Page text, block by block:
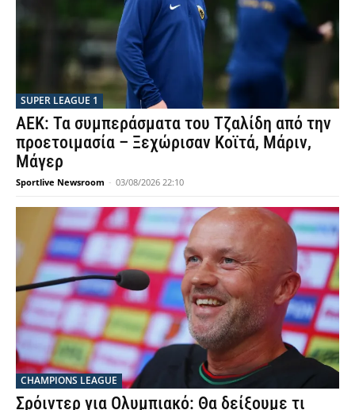
SUPER LEAGUE 1
ΑΕΚ: Τα συμπεράσματα του Τζαλίδη από την
προετοιμασία – Ξεχώρισαν Κοϊτά, Μάριν,
Μάγερ
Sportlive Newsroom - 03/08/2026 22:10
CHAMPIONS LEAGUE
Σρόιντερ για Ολυμπιακό: Θα δείξουμε τι